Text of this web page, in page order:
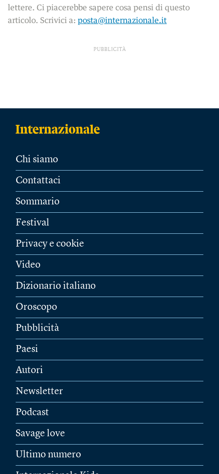
lettere. Ci piacerebbe sapere cosa pensi di questo
articolo. Scrivici a: posta@internazionale.it
PUBBLICITÀ
Chi siamo
Contattaci
Sommario
Festival
Privacy e cookie
Video
Dizionario italiano
Oroscopo
Pubblicità
Paesi
Autori
Newsletter
Podcast
Savage love
Ultimo numero